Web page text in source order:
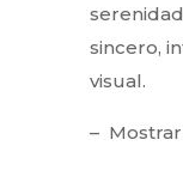
sincero,
visual.
–